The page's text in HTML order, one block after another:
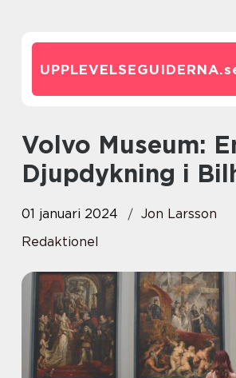
UPPLEVELSEGUIDERNA.
Volvo Museum: En
Djupdykning i
01 januari 2024
Jon Larsson
Redaktionel